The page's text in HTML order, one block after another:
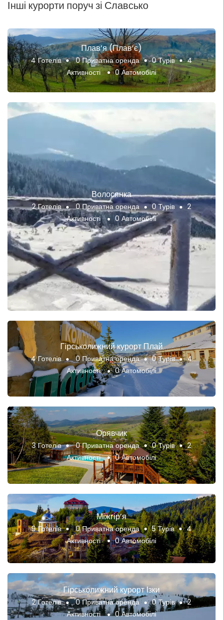
Інші курорти поруч зі Славсько
Плав’я (Плав’є)
4 Готелів 0 Приватна оренда 0 Турів
4
Активності
0 Автомобілі
Волосянка
2 Готелів 0 Приватна оренда 0 Турів
2
Активності
0 Автомобілі
Гірськолижний курорт Плай
4 Готелів 0 Приватна оренда 0 Турів
4
Активності
0 Автомобілі
Орявчик
3 Готелів 0 Приватна оренда 0 Турів
2
Активності
0 Автомобілі
Міжгір’я
9 Готелів 0 Приватна оренда 5 Турів
4
Активності
0 Автомобілі
Гірськолижний курорт Ізки
2 Готелів 0 Приватна оренда 0 Турів
2
Активності
0 Автомобілі